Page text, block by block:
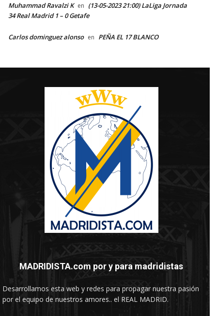
Muhammad Ravalzi K en (13-05-2023 21:00) LaLiga Jornada
34 Real Madrid 1 – 0 Getafe
Carlos dominguez alonso en PEÑA EL 17 BLANCO
MADRIDISTA.com por y para madridistas
Desarrollamos esta web y redes para propagar nuestra pasión
por el equipo de nuestros amores.. el REAL MADRID.